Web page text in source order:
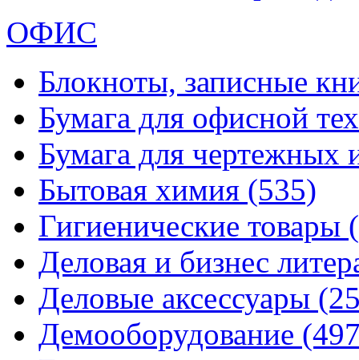
ОФИС
Блокноты, записные
Бумага для офисной
Бумага для чертежных
Бытовая химия (535)
Гигиенические товары
Деловая и бизнес
Деловые аксессуары
Демооборудование